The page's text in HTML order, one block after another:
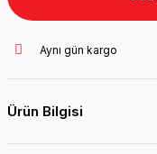
Aynı gün kargo
Ürün Bilgisi